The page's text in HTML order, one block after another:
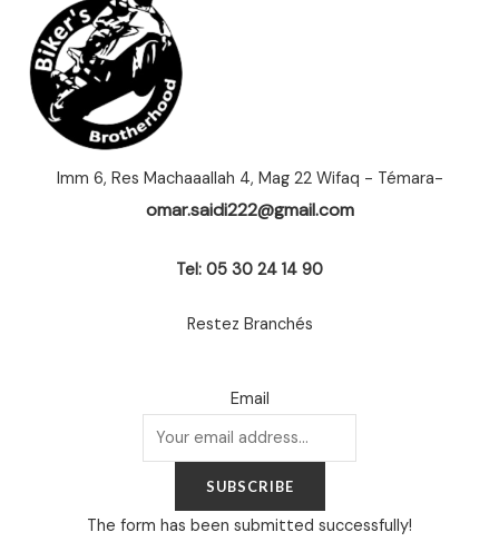
Imm 6, Res Machaaallah 4, Mag 22 Wifaq - Témara-
omar.saidi222@gmail.com
Tel: 05 30 24 14 90
Restez Branchés
Email
SUBSCRIBE
The form has been submitted successfully!